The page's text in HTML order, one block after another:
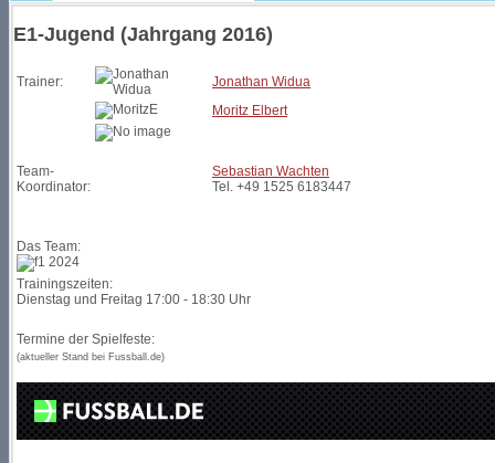
E1-Jugend (Jahrgang 2016)
Trainer:
Jonathan Widua
Moritz Elbert
Team-
Koordinator:
Sebastian Wachten
Tel. +49 1525 6183447
Das Team:
Trainingszeiten:
Dienstag und Freitag 17:00 - 18:30 Uhr
Termine der Spielfeste:
(aktueller Stand bei Fussball.de)